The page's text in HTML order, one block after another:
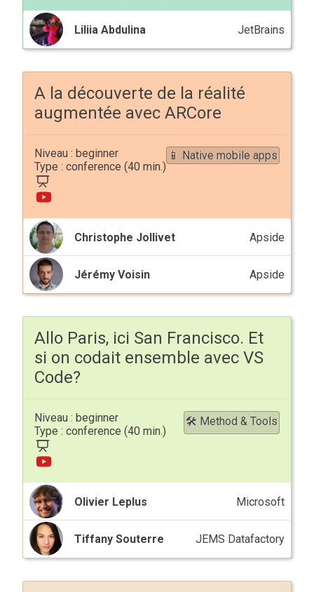
Liliia Abdulina JetBrains
A la découverte de la réalité
augmentée avec ARCore
📱 Native mobile apps
beginner
conference
Christophe Jollivet Apside
Jérémy Voisin Apside
Allo Paris, ici San Francisco. Et
si on codait ensemble avec VS
Code?
🛠 Method & Tools
beginner
conference
Olivier Leplus Microsoft
Tiffany Souterre JEMS Datafactory